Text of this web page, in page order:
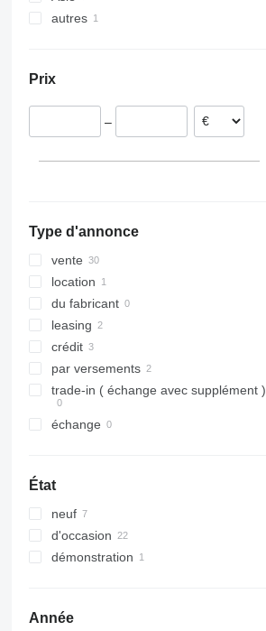
VarioRépublique tchèque
Hongrie
Belgique
Japon
autres
Prix
–
Type d'annonce
vente
location
du fabricant
leasing
crédit
par versements
trade-in ( échange avec supplément )
échange
État
neuf
d'occasion
démonstration
Année